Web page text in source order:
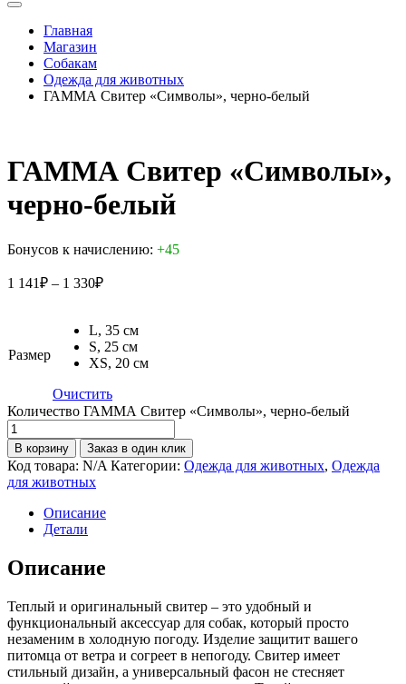
Главная
Магазин
Собакам
Одежда для животных
ГАММА Свитер «Символы», черно-белый
ГАММА Свитер «Символы»,
черно-белый
Бонусов к начислению: +45
1 141₽ – 1 330₽
Размер
L, 35 см
S, 25 см
XS, 20 см
Очистить
Количество ГАММА Свитер «Символы», черно-белый
В корзину Заказ в один клик
Код товара: N/A Категории: Одежда для животных, Одежда
для животных
Описание
Детали
Описание
Теплый и оригинальный свитер – это удобный и
функциональный аксессуар для собак, который просто
незаменим в холодную погоду. Изделие защитит вашего
питомца от ветра и согреет в непогоду. Свитер имеет
стильный дизайн, а универсальный фасон не стесняет